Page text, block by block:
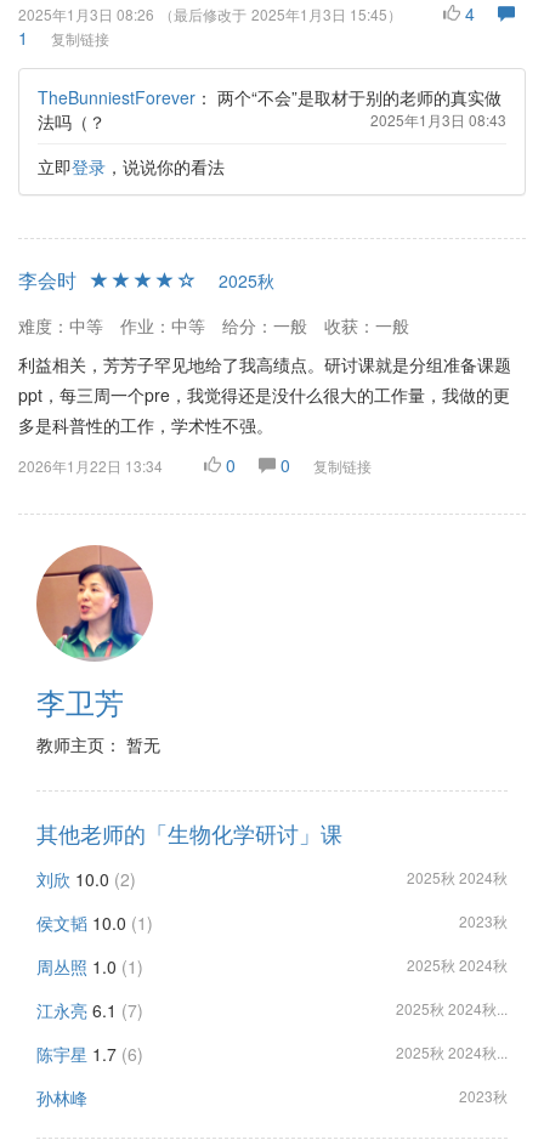
2025年1月3日 08:26 （最后修改于 2025年1月3日 15:45）
4
1
复制链接
TheBunniestForever ： 两个“不会”是取材于别的老师的真实做
法吗（？
2025年1月3日 08:43
立即登录 ，说说你的看法
李会时
2025秋
难度：中等
作业：中等 给分：一般
收获：一般
利益相关，芳芳子罕见地给了我高绩点。研讨课就是分组准备课题
ppt，每三周一个pre，我觉得还是没什么很大的工作量，我做的更
多是科普性的工作，学术性不强。
2026年1月22日 13:34 0 0 复制链接
李卫芳
教师主页： 暂无
其他老师的「生物化学研讨」课
刘欣 10.0 (2) 2025秋 2024秋
侯文韬 10.0 (1) 2023秋
周丛照 1.0 (1) 2025秋 2024秋
江永亮 6.1 (7) 2025秋 2024秋...
陈宇星 1.7 (6) 2025秋 2024秋...
孙林峰 2023秋